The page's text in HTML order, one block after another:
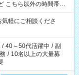
軽にご相談くださ
/ 40～50代活躍中 / 副
/ 10名以上の大量募